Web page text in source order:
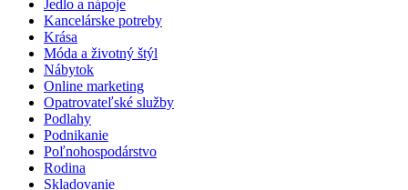
Jedlo a nápoje
Kancelárske potreby
Krása
Móda a životný štýl
Nábytok
Online marketing
Opatrovateľské služby
Podlahy
Podnikanie
Poľnohospodárstvo
Rodina
Skladovanie